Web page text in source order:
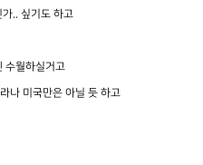
.. 싶기도 하고
수월하실거고
나 미국만은 아닐 듯 하고